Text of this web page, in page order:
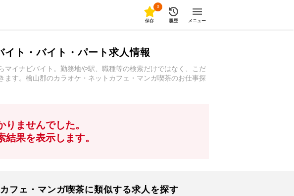
0
保存 履歴 メニュー
ト・バイト・パート求人情報
イナビバイト。勤務地や駅、職種等の検索だけではなく、こだ
す。檜山郡のカラオケ・ネットカフェ・マンガ喫茶のお仕事探
ませんでした。
果を表示します。
フェ・マンガ喫茶に類似する求人を探す